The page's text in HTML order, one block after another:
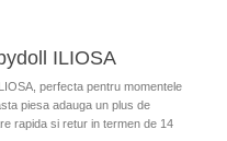
ILIOSA
perfecta pentru momentele
piesa adauga un plus de
rapida si retur in termen de 14